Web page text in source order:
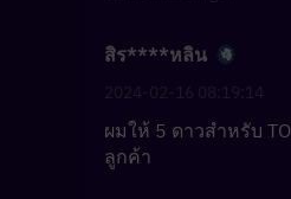
สิร****หลิน
ผมให้ 5 ดาวสำหรับ
ลูกค้า